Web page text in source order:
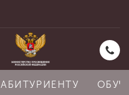
АБИТУРИЕНТУ